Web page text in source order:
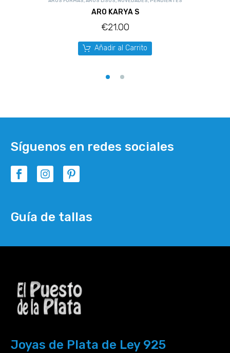
ARO KARYA S
€21.00
Añadir al Carrito
Síguenos en redes sociales
Guía de tallas
Joyas de Plata de Ley 925